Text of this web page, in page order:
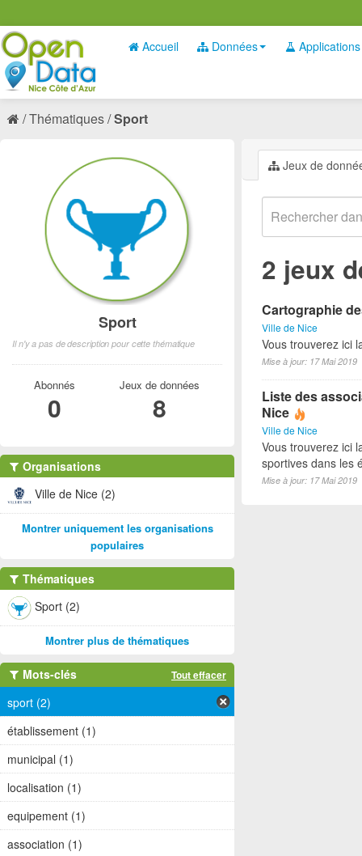
Accueil Données Applications
Thématiques Sport
Jeux de
2 jeux
Cartographie
Ville de Nice
Vous trouverez ici
Mise à jour: 17 Mai 2019
Liste des
Nice
Ville de Nice
Vous trouverez ici
sportives dans les
Mise à jour: 17 Mai 2019
Sport
Il n'y a pas de description pour cette thématique
Abonnés
0
Jeux de données
8
Organisations
Ville de Nice (2)
Montrer uniquement les organisations
populaires
Thématiques
Sport (2)
Montrer plus de thématiques
Mots-clés Tout effacer
sport (2)
établissement (1)
municipal (1)
localisation (1)
equipement (1)
association (1)